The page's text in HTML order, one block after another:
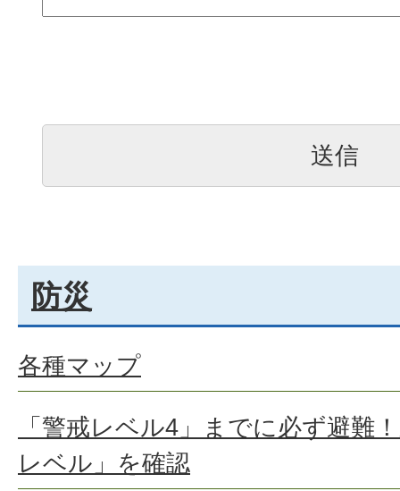
防災
各種マップ
「警戒レベル4」までに必ず避難
レベル」を確認